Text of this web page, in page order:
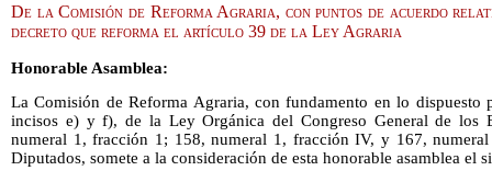
De la Comisión de Reforma Agraria, con puntos de acuerdo
decreto que reforma el artículo 39 de la Ley Agraria
Honorable Asamblea:
La Comisión de Reforma Agraria, con fundamento en lo
incisos e) y f), de la Ley Orgánica del Congreso General de los
numeral 1, fracción 1; 158, numeral 1, fracción IV, y 167,
Diputados, somete a la consideración de esta honorable asamblea el